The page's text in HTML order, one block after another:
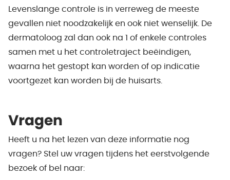
Levenslange controle is in verreweg de meeste
gevallen niet noodzakelijk en ook niet wenselijk. De
dermatoloog zal dan ook na 1 of enkele controles
samen met u het controletraject beëindigen,
waarna het gestopt kan worden of op indicatie
voortgezet kan worden bij de huisarts.
Vragen
Heeft u na het lezen van deze informatie nog
vragen? Stel uw vragen tijdens het eerstvolgende
bezoek of bel naar: